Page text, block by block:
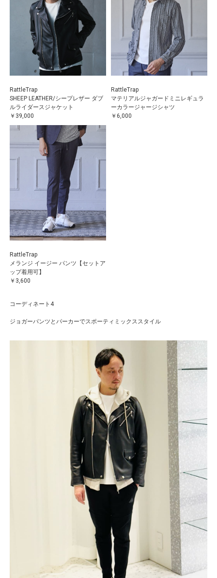
RattleTrap
SHEEP LEATHER/シープレザー ダブ
ルライダースジャケット
￥39,000
RattleTrap
マテリアルジャガードミニレギュラ
ーカラージャージシャツ
￥6,000
RattleTrap
メランジ イージー パンツ【セットア
ップ着用可】
￥3,600
コーディネート4
ジョガーパンツとパーカーでスポーティミックススタイル